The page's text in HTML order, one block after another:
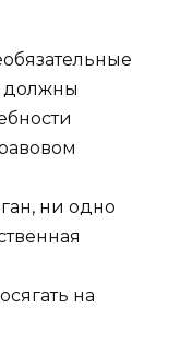
должны
ни одно
на